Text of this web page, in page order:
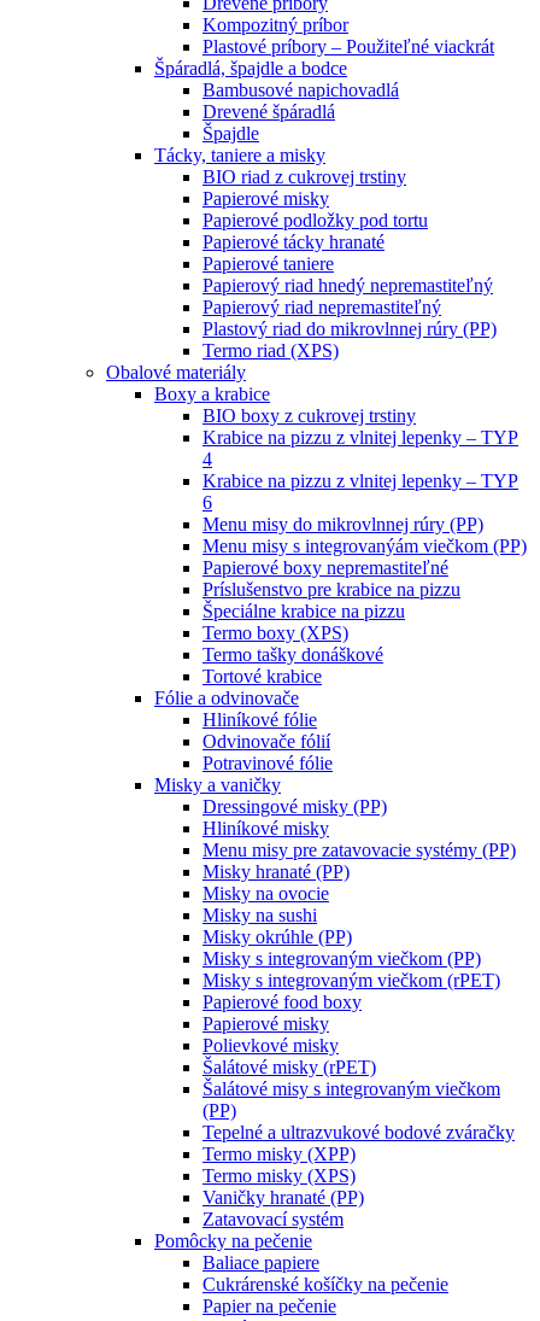
Kompozitný príbor
Plastové príbory – Použiteľné viackrát
Špáradlá, špajdle a bodce
Bambusové napichovadlá
Drevené špáradlá
Špajdle
Tácky, taniere a misky
BIO riad z cukrovej trstiny
Papierové misky
Papierové podložky pod tortu
Papierové tácky hranaté
Papierové taniere
Papierový riad hnedý nepremastiteľný
Papierový riad nepremastiteľný
Plastový riad do mikrovlnnej rúry (PP)
Termo riad (XPS)
Obalové materiály
Boxy a krabice
BIO boxy z cukrovej trstiny
Krabice na pizzu z vlnitej lepenky – TYP
4
Krabice na pizzu z vlnitej lepenky – TYP
6
Menu misy do mikrovlnnej rúry (PP)
Menu misy s integrovanýám viečkom (PP)
Papierové boxy nepremastiteľné
Príslušenstvo pre krabice na pizzu
Špeciálne krabice na pizzu
Termo boxy (XPS)
Termo tašky donáškové
Tortové krabice
Fólie a odvinovače
Hliníkové fólie
Odvinovače fólií
Potravinové fólie
Misky a vaničky
Dressingové misky (PP)
Hliníkové misky
Menu misy pre zatavovacie systémy (PP)
Misky hranaté (PP)
Misky na ovocie
Misky na sushi
Misky okrúhle (PP)
Misky s integrovaným viečkom (PP)
Misky s integrovaným viečkom (rPET)
Papierové food boxy
Papierové misky
Polievkové misky
Šalátové misky (rPET)
Šalátové misy s integrovaným viečkom
(PP)
Tepelné a ultrazvukové bodové zváračky
Termo misky (XPP)
Termo misky (XPS)
Vaničky hranaté (PP)
Zatavovací systém
Pomôcky na pečenie
Baliace papiere
Cukrárenské košíčky na pečenie
Papier na pečenie